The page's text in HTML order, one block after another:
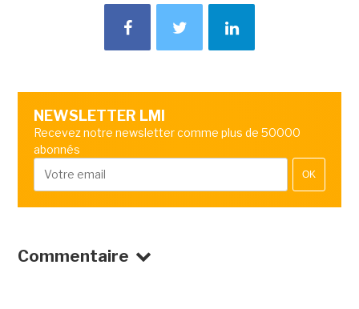
NEWSLETTER LMI
Recevez notre newsletter comme plus de 50000
abonnés
OK
Commentaire